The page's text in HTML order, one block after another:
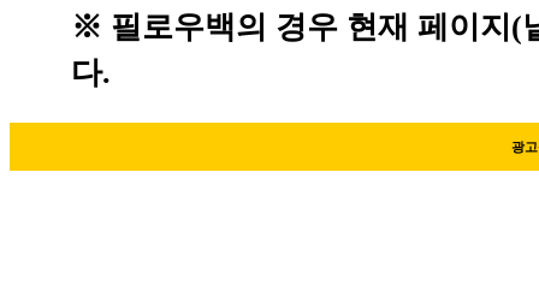
※ 필로우백의 경우 현재 페이지(
다.
광